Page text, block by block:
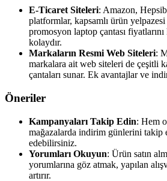
E-Ticaret Siteleri: Amazon,
platformlar, kapsamlı ürün
promosyon laptop çantası
kolaydır.
Markaların Resmi Web Siteleri:
markalara ait web siteleri de çeşitli
çantaları sunar. Ek avantajlar ve
Öneriler
Kampanyaları Takip Edin: Hem
mağazalarda indirim günlerini takip
edebilirsiniz.
Yorumları Okuyun: Ürün satın
yorumlarına göz atmak, yapılan
artırır.